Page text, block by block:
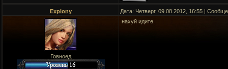
Explony Дата: Четверг, 09.08.2012, 16:55 |
Говноед
нахуй идите.